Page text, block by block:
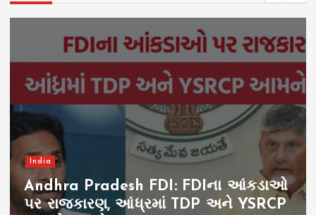
India
Andhra Pradesh FDI: FDIના આંકડાઓ
પર રાજકારણ, આંધ્રમાં TDP અને YSRCP